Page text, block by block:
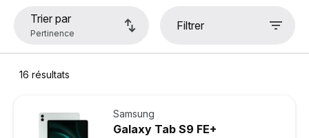
Trier par Filtrer
16 résultats
Samsung
Galaxy Tab S9 FE+